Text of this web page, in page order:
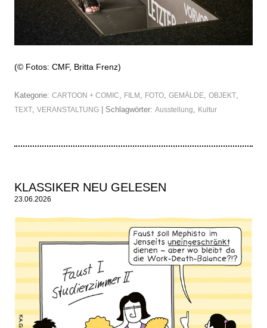
(© Fotos: CMF, Britta Frenz)
Kategorie: CARTOON + COMIC FILM FOTO GEMÄLDE OBJEKT
TEXT VERANSTALTUNG | Schlagwörter: Ausstellung Kultur
KLASSIKER NEU GELESEN
23.06.2026